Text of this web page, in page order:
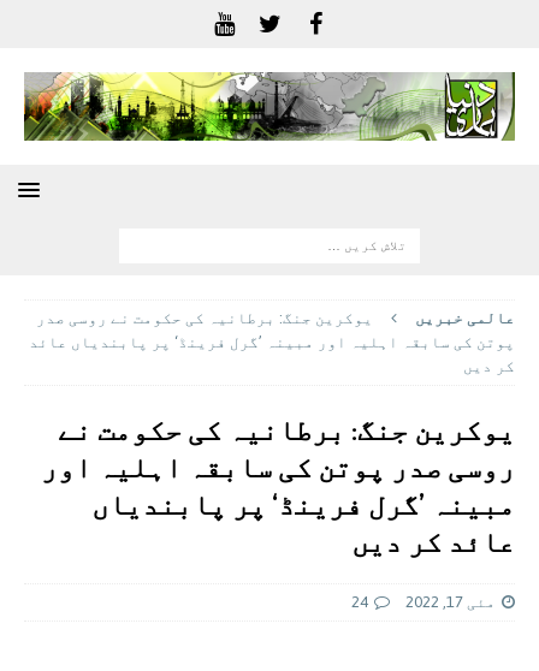
عالمی خبريں
یوکرین جنگ: برطانیہ کی حکومت نے روسی صدر
پوتن کی سابقہ اہلیہ اور مبینہ ’گرل فرینڈ‘ پر پابندیاں عائد
کر دیں
یوکرین جنگ: برطانیہ کی حکومت نے
روسی صدر پوتن کی سابقہ اہلیہ اور
مبینہ ’گرل فرینڈ‘ پر پابندیاں
عائد کر دیں
مئی 17, 2022 24